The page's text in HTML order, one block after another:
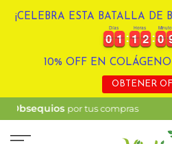
Ir¡CELEBRA ESTA BATALLA DE
0
0
0
0 1
1
1
1
Días
1
1
1
1 2
2
2
2
Horas
0
0
0
0
10% OFF EN
OBTENER
Obtén descuento